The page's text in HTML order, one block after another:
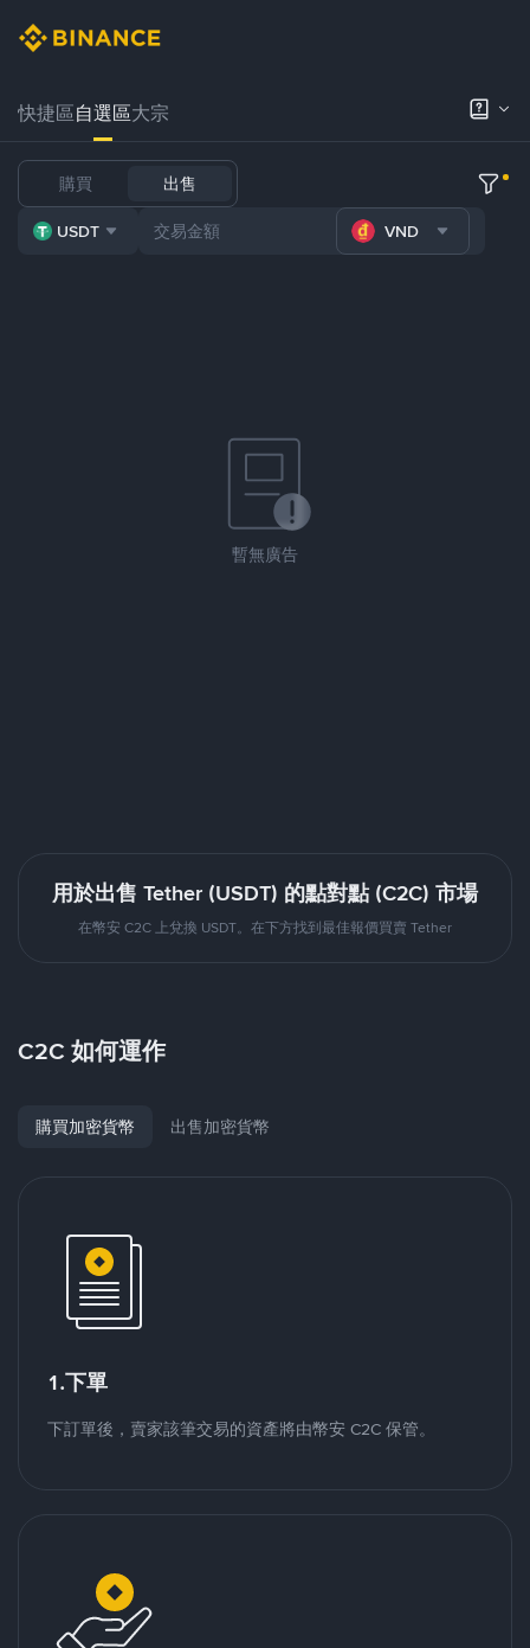
快捷區自選區大宗
購買 出售
USDT VND
暫無廣告
用於出售 Tether (USDT) 的點對點 (C2C) 市場
在幣安 C2C 上兌換 USDT。在下方找到最佳報價買賣 Tether
C2C 如何運作
購買加密貨幣 出售加密貨幣
1.下單
下訂單後，賣家該筆交易的資產將由幣安 C2C 保管。